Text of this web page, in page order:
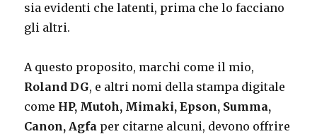
sia evidenti che latenti, prima che lo facciano
gli altri.
A questo proposito, marchi come il mio,
Roland DG, e altri nomi della stampa digitale
come HP, Mutoh, Mimaki, Epson, Summa,
Canon, Agfa per citarne alcuni, devono offrire